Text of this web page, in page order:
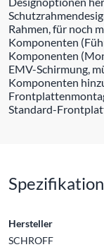
Rahmen, für noch
Komponenten
Komponenten
EMV-Schirmung,
Komponenten
Standard-
Hersteller
SCHROFF